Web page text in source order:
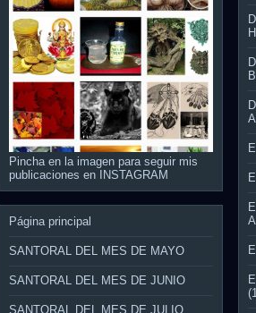
Pincha en la imagen para seguir mis
publicaciones en INSTAGRAM
Página principal
SANTORAL DEL MES DE MAYO
SANTORAL DEL MES DE JUNIO
SANTORAL DEL MES DE JULIO